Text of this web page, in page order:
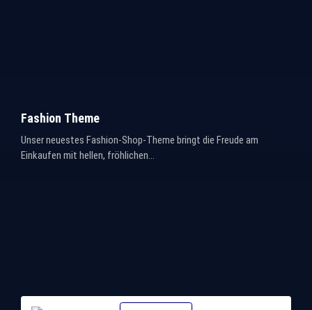
Fashion Theme
Unser neuestes Fashion-Shop-Theme bringt die Freude am
Einkaufen mit hellen, fröhlichen...